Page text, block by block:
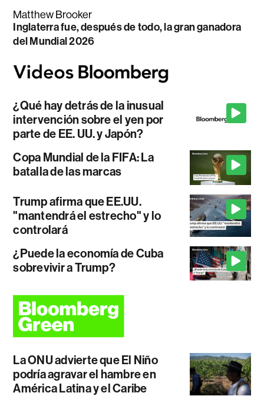
Matthew Brooker
Inglaterra fue, después de todo, la gran ganadora
del Mundial 2026
¿Qué hay detrás de la inusual
intervención sobre el yen por
parte de EE. UU. y Japón?
Copa Mundial de la FIFA: La
batalla de las marcas
Trump afirma que EE.UU.
"mantendrá el estrecho" y lo
controlará
¿Puede la economía de Cuba
sobrevivir a Trump?
La ONU advierte que El Niño
podría agravar el hambre en
América Latina y el Caribe